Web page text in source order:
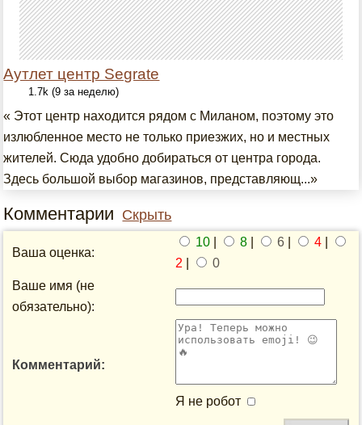
Аутлет центр Segrate
1.7k (9 за неделю)
« Этот центр находится рядом с Миланом, поэтому это
излюбленное место не только приезжих, но и местных
жителей. Сюда удобно добираться от центра города.
Здесь большой выбор магазинов, представляющ...»
Комментарии Скрыть
Ваша оценка:
10 8 6 4
2
0
Ваше имя (не
обязательно):
Комментарий:
Я не робот